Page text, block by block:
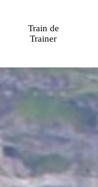
Train de
Trainer